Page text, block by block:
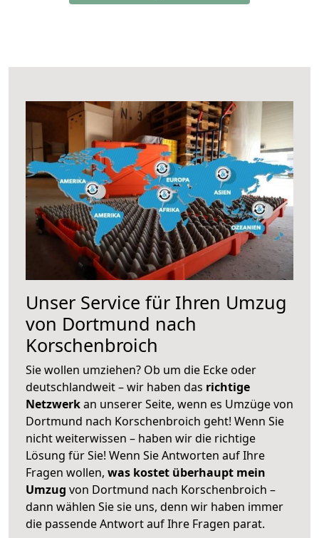
Unser Service für Ihren Umzug
von Dortmund nach
Korschenbroich
Sie wollen umziehen? Ob um die Ecke oder
deutschlandweit – wir haben das richtige
Netzwerkan unserer Seite, wenn es Umzüge von
Dortmund nach Korschenbroich geht! Wenn Sie
nicht weiterwissen – haben wir die richtige
Lösung für Sie! Wenn Sie Antworten auf Ihre
Fragen wollen, was kostet überhaupt mein
Umzug von Dortmund nach Korschenbroich –
dann wählen Sie sie uns, denn wir haben immer
die passende Antwort auf Ihre Fragen parat.